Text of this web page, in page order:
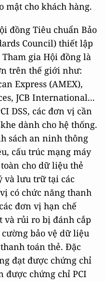
mật cho khách hàng.
đồng Tiêu chuẩn Bảo
Council) thiết lập
gia Hội đồng là
trên thế giới như:
Express (AMEX),
JCB International...
DSS, các đơn vị cần
dành cho hệ thống.
sách an ninh thông
cấu trúc mạng máy
cho dữ liệu thẻ
và lưu trữ tại các
có chức năng thanh
đơn vị hạn chế
và rủi ro bị đánh cắp
bảo vệ dữ liệu
toán thẻ. Đặc
đạt được chứng chỉ
được chứng chỉ PCI